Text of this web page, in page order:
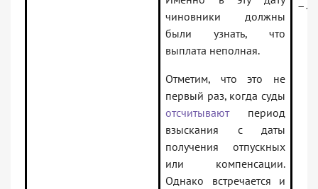
чиновники должны
были узнать, что
выплата неполная.
Отметим, что это не
первый раз, когда суды
отсчитываютпериод
взыскания с даты
получения отпускных
или компенсации.
Однако встречается и
— 2